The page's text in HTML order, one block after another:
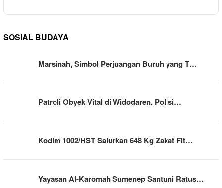
SOSIAL BUDAYA
Marsinah, Simbol Perjuangan Buruh yang T…
Patroli Obyek Vital di Widodaren, Polisi…
Kodim 1002/HST Salurkan 648 Kg Zakat Fit…
Yayasan Al-Karomah Sumenep Santuni Ratus…